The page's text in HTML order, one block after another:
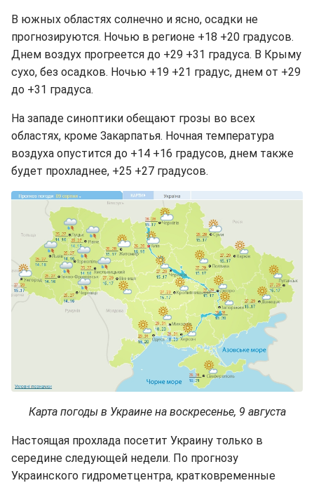
В южных областях солнечно и ясно, осадки не
прогнозируются. Ночью в регионе +18 +20 градусов.
Днем воздух прогреется до +29 +31 градуса. В Крыму
сухо, без осадков. Ночью +19 +21 градус, днем от +29
до +31 градуса.
На западе синоптики обещают грозы во всех
областях, кроме Закарпатья. Ночная температура
воздуха опустится до +14 +16 градусов, днем также
будет прохладнее, +25 +27 градусов.
Карта погоды в Украине на воскресенье, 9 августа
Настоящая прохлада посетит Украину только в
середине следующей недели. По прогнозу
Украинского гидрометцентра, кратковременные